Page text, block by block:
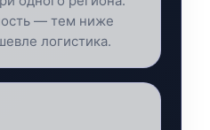
— тем ниже
логистика.